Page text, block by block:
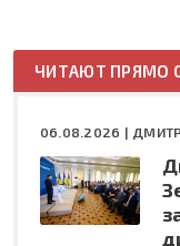
ЧИТАЮТ ПРЯМО
06.08.2026 |